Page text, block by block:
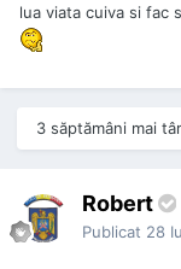
lua viata cuiva si fac
3 săptămâni mai
Robert
Publicat 28